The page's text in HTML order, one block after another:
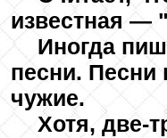
известная —
Иногда
песни. Песни
чужие.
Хотя, две-